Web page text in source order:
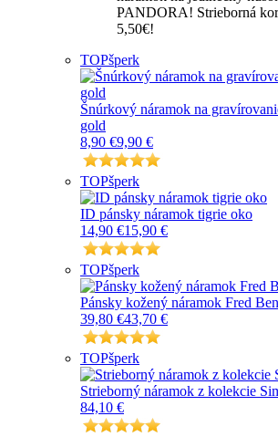
PANDORA! Strieborná
5,50€!
TOPšperk
Šnúrkový náramok na
gold
8,90 €9,90 €
TOPšperk
ID pánsky náramok tigrie oko
14,90 €15,90 €
TOPšperk
Pánsky kožený náramok Fred
39,80 €43,70 €
TOPšperk
Strieborný náramok z kolekcie
84,10 €